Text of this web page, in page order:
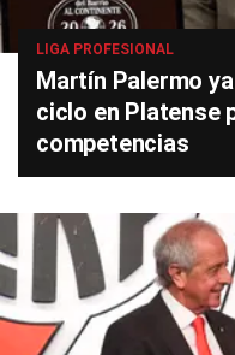
LIGA PROFESIONAL
Martín Palermo
ciclo en Platense
competencias